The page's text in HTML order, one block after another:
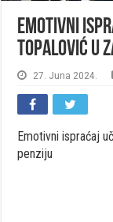
Emotivni
Topalović u
27. Juna 2024.
Emotivni ispraćaj
penziju